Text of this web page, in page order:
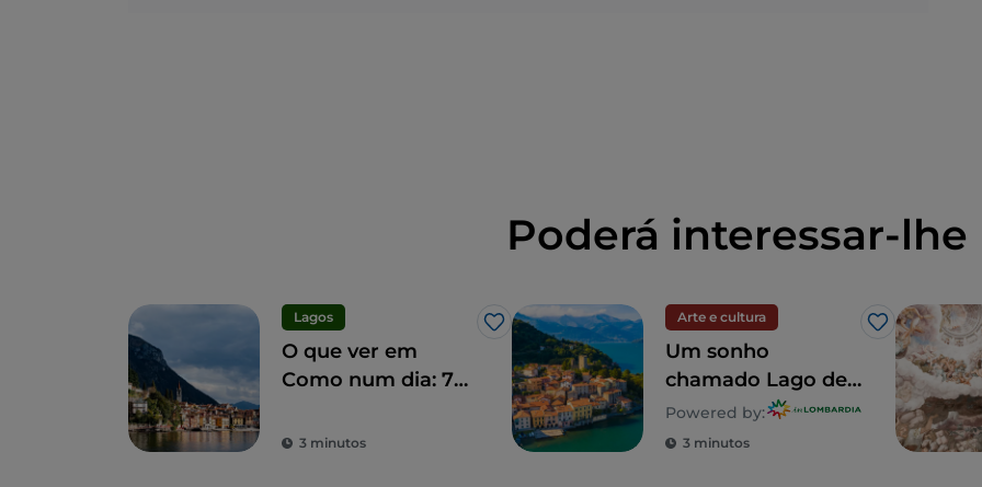
Poderá interessar-lhe
Lagos
Gosto
O que ver em
Como num dia: 7
imperdíveis
3 minutos
Arte e cultura
Gosto
Um sonho
chamado Lago de
Como: um passeio
para descobrir 5
Powered by:
3 minutos